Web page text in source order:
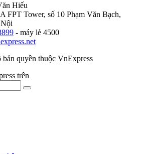
Hiếu
FPT Tower, số 10 Phạm Văn Bạch,
- máy lẻ 4500
quyền thuộc VnExpress
trên